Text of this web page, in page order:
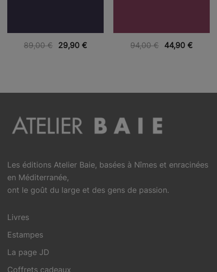
VUE RAPIDE
89,00€ 29,90 € VUE RAPIDE
94,00€ 44,90 €
Les éditions Atelier Baie, basées à Nîmes et enracinées
en Méditerranée,
ont le goût du large et des gens de passion.
Livres
Estampes
La page JD
Coffrets cadeaux